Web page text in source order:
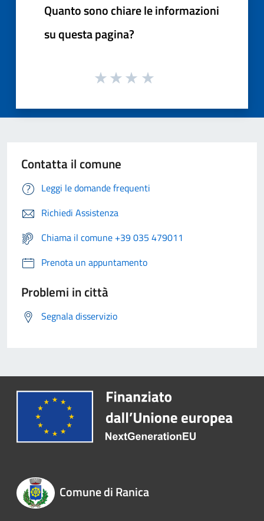
Quanto sono chiare le informazioni
su questa pagina?
Contatta il comune
Leggi le domande frequenti
Richiedi Assistenza
Chiama il comune +39 035 479011
Prenota un appuntamento
Problemi in città
Segnala disservizio
Comune di Ranica